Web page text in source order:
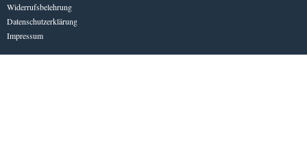
Widerrufsbelehrung
Datenschutzerklärung
Impressum